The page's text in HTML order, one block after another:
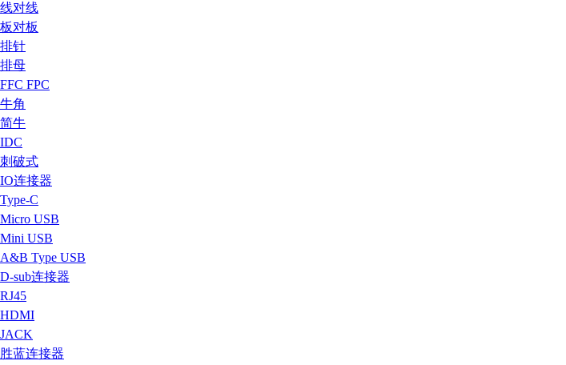
线对线
板对板
排针
排母
FFC FPC
牛角
简牛
IDC
刺破式
IO连接器
Type-C
Micro USB
Mini USB
A&B Type USB
D-sub连接器
RJ45
HDMI
JACK
胜蓝连接器